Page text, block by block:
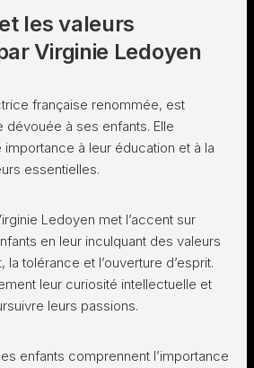
les valeurs
Virginie Ledoyen
française renommée, est
dévouée à ses enfants. Elle
à leur éducation et à la
essentielles.
Ledoyen met l’accent sur
en leur inculquant des valeurs
tolérance et l’ouverture d’esprit.
leur curiosité intellectuelle et
leurs passions.
enfants comprennent l’importance